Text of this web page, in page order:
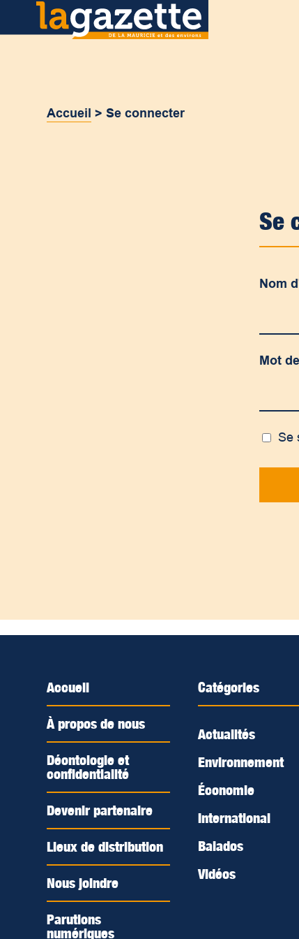
Accueil >Se connecter
Se
Nom
Mot
Se
Accueil
À propos de nous
Déontologie et
confidentialité
Devenir partenaire
Lieux de distribution
Nous joindre
Parutions
numériques
Catégories
Actualités
Environnement
Économie
International
Balados
Vidéos